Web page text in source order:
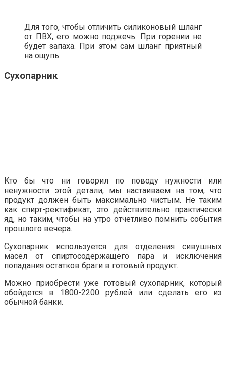
Для того, чтобы отличить силиконовый шланг
от ПВХ, его можно поджечь. При горении не
будет запаха. При этом сам шланг приятный
на ощупь.
Сухопарник
Кто бы что ни говорил по поводу нужности или
ненужности этой детали, мы настаиваем на том, что
продукт должен быть максимально чистым. Не таким
как спирт-ректификат, это действительно практически
яд, но таким, чтобы на утро отчетливо помнить события
прошлого вечера.
Сухопарник используется для отделения сивушных
масел от спиртосодержащего пара и исключения
попадания остатков браги в готовый продукт.
Можно приобрести уже готовый сухопарник, который
обойдется в 1800-2200 рублей или сделать его из
обычной банки.